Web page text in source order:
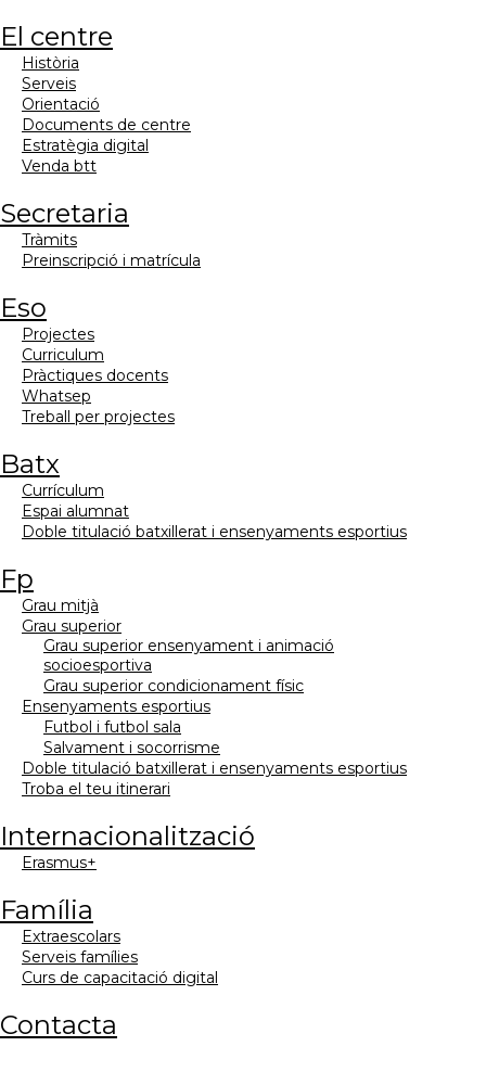
el centre
història
serveis
orientació
documents de centre
estratègia digital
venda btt
secretaria
tràmits
preinscripció i matrícula
eso
projectes
curriculum
pràctiques docents
whatsep
treball per projectes
batx
currículum
espai alumnat
doble titulació batxillerat i ensenyaments esportius
fp
grau mitjà
grau superior
grau superior ensenyament i animació
socioesportiva
grau superior condicionament físic
ensenyaments esportius
futbol i futbol sala
salvament i socorrisme
doble titulació batxillerat i ensenyaments esportius
troba el teu itinerari
internacionalització
erasmus+
família
extraescolars
serveis famílies
curs de capacitació digital
contacta